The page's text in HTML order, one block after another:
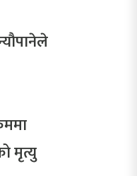
मृत्यु